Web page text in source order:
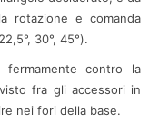
rotazione e comanda
30°, 45°).
contro la
fra gli accessori in
nei fori della base.